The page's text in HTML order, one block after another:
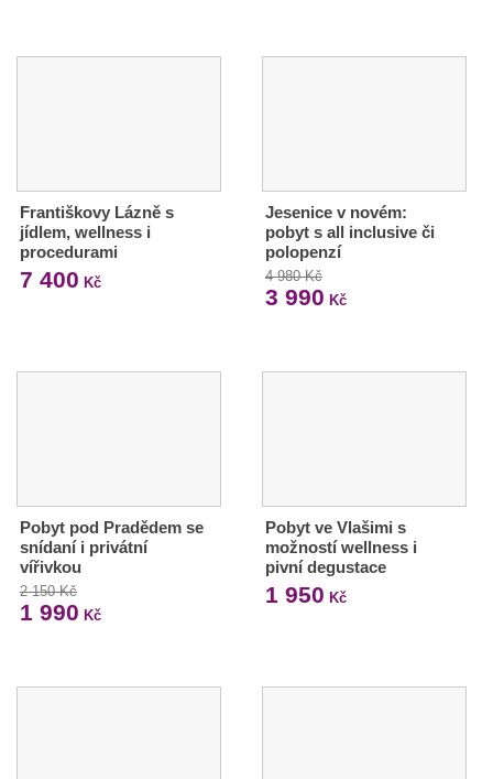
Františkovy Lázně s
jídlem, wellness i
procedurami
7 400 Kč
Jesenice v novém:
pobyt s all inclusive či
polopenzí
4 980 Kč
3 990 Kč
Pobyt pod Pradědem se
snídaní i privátní
vířivkou
2 150 Kč
1 990 Kč
Pobyt ve Vlašimi s
možností wellness i
pivní degustace
1 950 Kč